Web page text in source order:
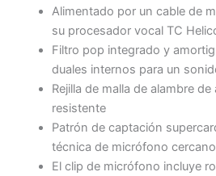
Alimentado por un cable de
su procesador vocal TC
Filtro pop integrado y
duales internos para un
Rejilla de malla de alambre
resistente
Patrón de captación
técnica de micrófono cercano
El clip de micrófono incluye